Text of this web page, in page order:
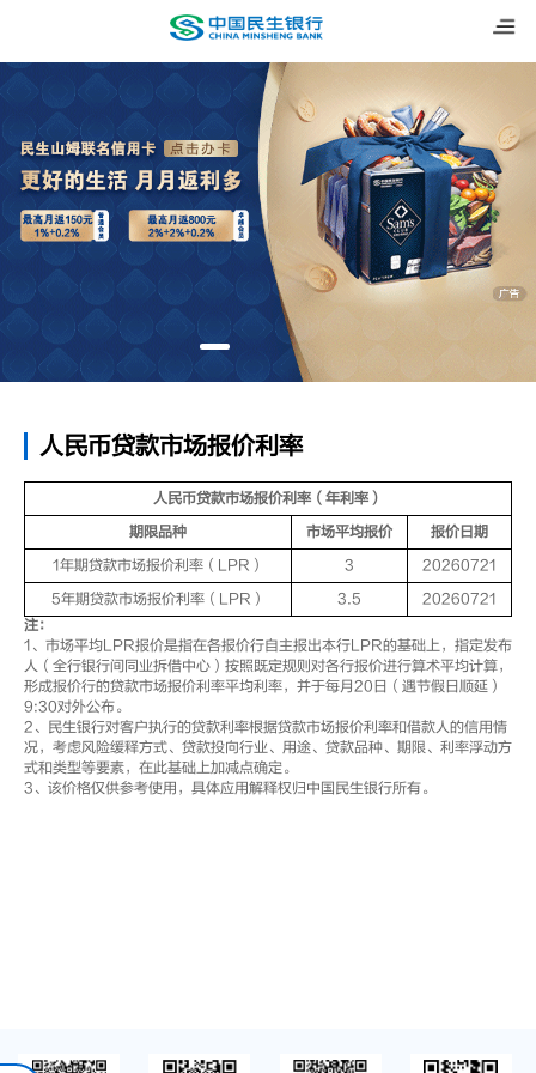
人民币贷款市场报价利率
人民币贷款市场报价利率（年利率）
期限品种
市场平均报价
报价日期
1年期贷款市场报价利率（LPR）
3
20260721
5年期贷款市场报价利率（LPR）
3.5
20260721
注：
1、市场平均LPR报价是指在各报价行自主报出本行LPR的基础上，指定发布
人（全行银行间同业拆借中心）按照既定规则对各行报价进行算术平均计算，
形成报价行的贷款市场报价利率平均利率，并于每月20日（遇节假日顺延）
9:30对外公布。
2、民生银行对客户执行的贷款利率根据贷款市场报价利率和借款人的信用情
况，考虑风险缓释方式、贷款投向行业、用途、贷款品种、期限、利率浮动方
式和类型等要素，在此基础上加减点确定。
3、该价格仅供参考使用，具体应用解释权归中国民生银行所有。